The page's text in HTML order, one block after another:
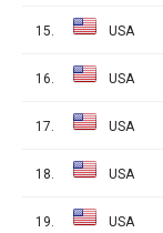
15. USA
16. USA
17. USA
18. USA
19. USA